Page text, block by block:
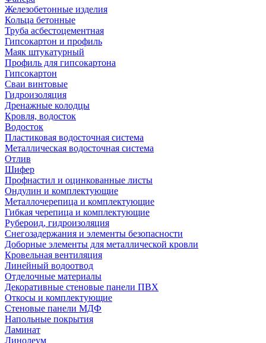
Железобетонные изделия
Кольца бетонные
Труба асбестоцементная
Гипсокартон и профиль
Маяк штукатурный
Профиль для гипсокартона
Гипсокартон
Сваи винтовые
Гидроизоляция
Дренажные колодцы
Кровля, водосток
Водосток
Пластиковая водосточная система
Металлическая водосточная система
Отлив
Шифер
Профнастил и оцинкованные листы
Ондулин и комплектующие
Металлочерепица и комплектующие
Гибкая черепица и комплектующие
Рубероид, гидроизоляция
Снегозадержания и элементы безопасности
Доборные элементы для металлической кровли
Кровельная вентиляция
Линейный водоотвод
Отделочные материалы
Декоративные стеновые панели ПВХ
Откосы и комплектующие
Стеновые панели МДФ
Напольные покрытия
Ламинат
Линолеум